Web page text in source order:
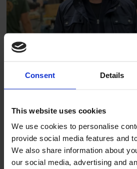
Consent Details
This website uses cookies
We use cookies to personalise
provide social media features and
We also share information about
our social media, advertising and
Utreder eget